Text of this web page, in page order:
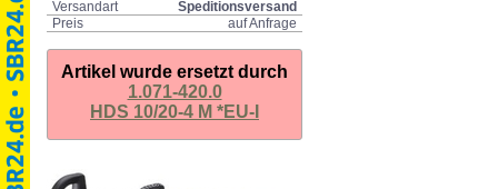
Versandart
Speditionsversand
Preis
auf Anfrage
Artikel wurde ersetzt durch
1.071-420.0
HDS 10/20-4 M *EU-I